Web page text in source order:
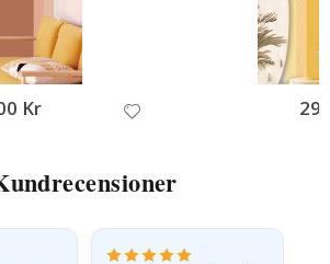
Kr